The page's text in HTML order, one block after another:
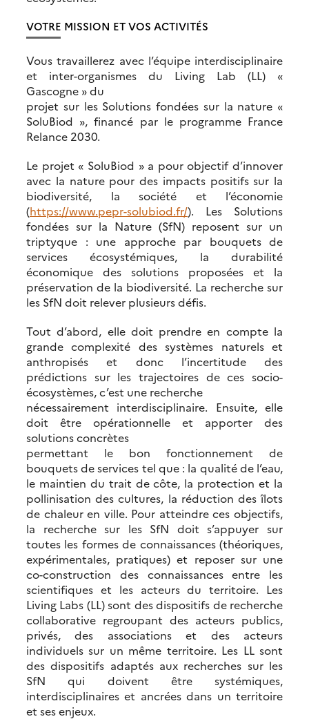
VOTRE MISSION ET VOS ACTIVITÉS
Vous travaillerez avec l’équipe interdisciplinaire
et inter-organismes du Living Lab (LL) «
Gascogne » du
projet sur les Solutions fondées sur la nature «
SoluBiod », financé par le programme France
Relance 2030.
Le projet « SoluBiod » a pour objectif d’innover
avec la nature pour des impacts positifs sur la
biodiversité, la société et l’économie
(https://www.pepr-solubiod.fr/). Les Solutions
fondées sur la Nature (SfN) reposent sur un
triptyque : une approche par bouquets de
services écosystémiques, la durabilité
économique des solutions proposées et la
préservation de la biodiversité. La recherche sur
les SfN doit relever plusieurs défis.
Tout d’abord, elle doit prendre en compte la
grande complexité des systèmes naturels et
anthropisés et donc l’incertitude des
prédictions sur les trajectoires de ces socio-
écosystèmes, c’est une recherche
nécessairement interdisciplinaire. Ensuite, elle
doit être opérationnelle et apporter des
solutions concrètes
permettant le bon fonctionnement de
bouquets de services tel que : la qualité de l’eau,
le maintien du trait de côte, la protection et la
pollinisation des cultures, la réduction des îlots
de chaleur en ville. Pour atteindre ces objectifs,
la recherche sur les SfN doit s’appuyer sur
toutes les formes de connaissances (théoriques,
expérimentales, pratiques) et reposer sur une
co-construction des connaissances entre les
scientifiques et les acteurs du territoire. Les
Living Labs (LL) sont des dispositifs de recherche
collaborative regroupant des acteurs publics,
privés, des associations et des acteurs
individuels sur un même territoire. Les LL sont
des dispositifs adaptés aux recherches sur les
SfN qui doivent être systémiques,
interdisciplinaires et ancrées dans un territoire
et ses enjeux.